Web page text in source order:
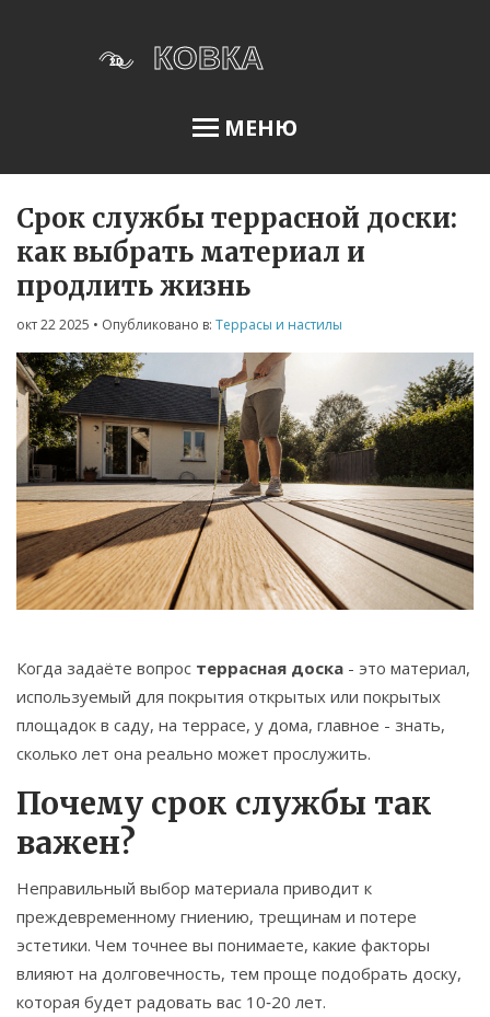
МЕНЮ
Освещение сада
Меню
О нас
Условия использования
Политика конфиденциальности
ФЗ-152
Связаться
© 2026. Все права защищены.
Срок службы террасной доски:
как выбрать материал и
продлить жизнь
окт 22 2025 • Опубликовано в: Террасы и настилы
Когда задаёте вопрос террасная доска - это материал,
используемый для покрытия открытых или покрытых
площадок в саду, на террасе, у дома, главное - знать,
сколько лет она реально может прослужить.
Почему срок службы так
важен?
Неправильный выбор материала приводит к
преждевременному гниению, трещинам и потере
эстетики. Чем точнее вы понимаете, какие факторы
влияют на долговечность, тем проще подобрать доску,
которая будет радовать вас 10‑20 лет.